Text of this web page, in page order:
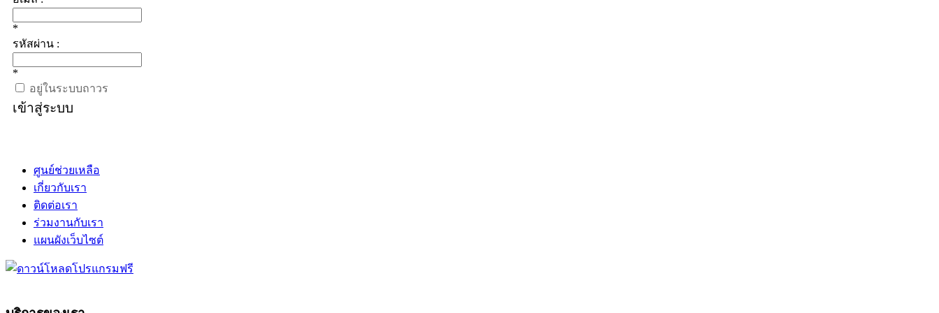
*
รหัสผ่าน :
*
อยู่ในระบบถาวร
เข้าสู่ระบบ
ศูนย์ช่วยเหลือ
เกี่ยวกับเรา
ติดต่อเรา
ร่วมงานกับเรา
แผนผังเว็บไซต์